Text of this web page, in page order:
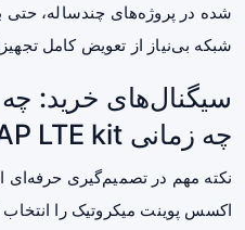
شده در پروژه‌های چندساله، حتی
شبکه بی‌نیاز از تعویض کامل
چه زمانی wAP LTE kit نخریم؟
نکته مهم در تصمیم‌گیری حرفه‌ای
اکسس پوینت میکروتیک را انتخاب